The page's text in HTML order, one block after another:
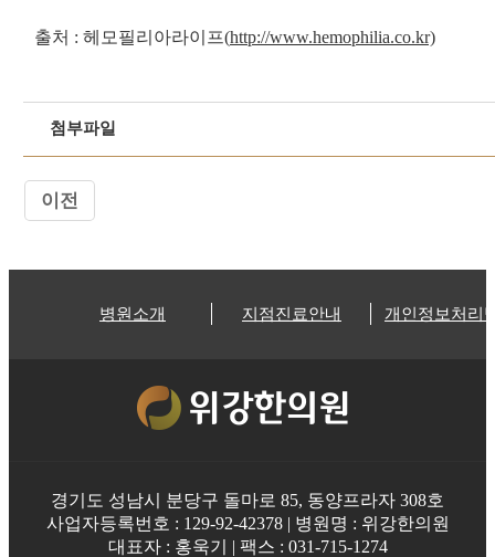
출처 : 헤모필리아라이프(http://www.hemophilia.co.kr)
첨부파일
이전
병원소개 지점진료안내 개인정보처리
경기도 성남시 분당구 돌마로 85, 동양프라자 308호
사업자등록번호 : 129-92-42378 | 병원명 : 위강한의원
대표자 : 홍욱기 | 팩스 : 031-715-1274